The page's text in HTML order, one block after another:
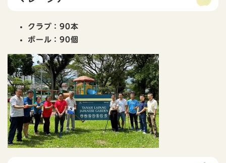
クラブ：90本
ボール：90個